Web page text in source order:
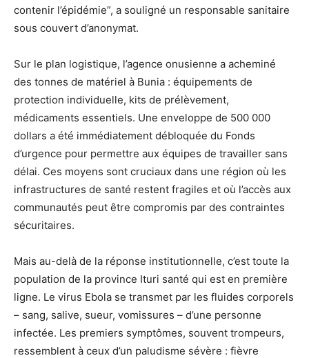
contenir l’épidémie”, a souligné un responsable sanitaire
sous couvert d’anonymat.
Sur le plan logistique, l’agence onusienne a acheminé
des tonnes de matériel à Bunia : équipements de
protection individuelle, kits de prélèvement,
médicaments essentiels. Une enveloppe de 500 000
dollars a été immédiatement débloquée du Fonds
d’urgence pour permettre aux équipes de travailler sans
délai. Ces moyens sont cruciaux dans une région où les
infrastructures de santé restent fragiles et où l’accès aux
communautés peut être compromis par des contraintes
sécuritaires.
Mais au-delà de la réponse institutionnelle, c’est toute la
population de la province Ituri santé qui est en première
ligne. Le virus Ebola se transmet par les fluides corporels
– sang, salive, sueur, vomissures – d’une personne
infectée. Les premiers symptômes, souvent trompeurs,
ressemblent à ceux d’un paludisme sévère : fièvre